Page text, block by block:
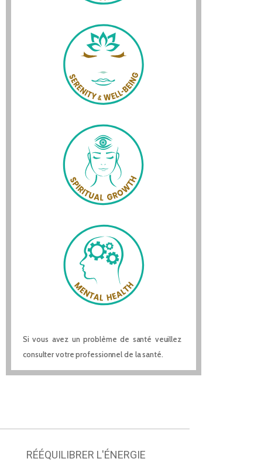
Si vous avez un problème de santé veuillez
consulter votre professionnel de la santé.
RÉÉQUILIBRER L'ÉNERGIE